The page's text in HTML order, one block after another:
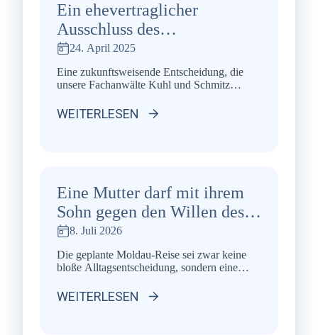
Ein ehevertraglicher
Ausschluss des
Zugewinnausgleichs für den
Fall der Scheidung schließt
auch einen Anspruch auf
vorzeitige Aufhebung der
24. April 2025
Eine zukunftsweisende Entscheidung, die
unsere Fachanwälte Kuhl und Schmitz
FamRZ 2025, S. 581 f.) OLG Köln,
WEITERLESEN
Eine Mutter darf mit ihrem
Sohn gegen den Willen des
Vaters die
Weihnachtsfeiertage bei ihrer
im Ausland lebenden Familie
verbringen.
8. Juli 2026
Die geplante Moldau-Reise sei zwar keine
bloße Alltagsentscheidung, sondern eine
Allerdings gehe es nicht nur um Urlaub,
WEITERLESEN